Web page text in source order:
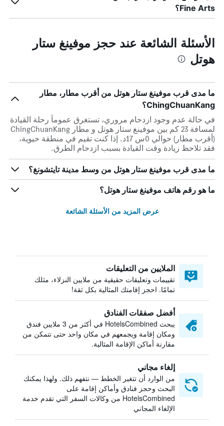
Fine Arts؟
الأسئلة الشائعة عند حجز موفينغ ستار
هوتل
ما مدى قرب موفينغ ستار هوتل من أقرب مطار، مطار
ChingChuanKang؟
في حالة عدم وجود ازدحام مروري، تستغرق عموماً رحلة القيادة
لمسافة 23 كم بين موفينغ ستار هوتل و مطار ChingChuanKang
(أقرب مطار) حوالي 0س 17د. إذا كنت تقيم في منطقة حيوية،
فقد تلاحظ زيادة وقت القيادة بسبب ازدحام الطرق.
ما مدى قرب موفينغ ستار هوتل من وسط مدينة تايتشونغ؟
ما هو رقم هاتف موفينغ ستار هوتل؟
عرض المزيد من الأسئلة الشائعة
الملايين من التعليقات
تقييمات وتعليقات حقيقية من ملايين النزلاء، مثلك
تمامًا. احجز إقامتك المثالية بكل ثقة!
أفضل صفقات الفنادق
يبحث HotelsCombined في أكثر من 3 ملايين فندق
ومكان إقامة ويجمعهم في مكان واحد حتى تتمكن من
مقارنة أماكن الإقامة المثالية.
إلغاء مجاني
من الوارد أن تتغير الخطط — نتفهم ذلك. ولهذا يمكنك
البحث وحجز فنادق وأماكن إقامة على
HotelsCombined من وكالات السفر التي تقدم خدمة
الإلغاء المجاني